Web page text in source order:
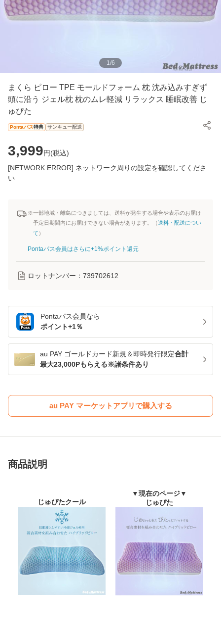
1/6
まくら ピロー TPE モールドフォーム 枕 沈み込みすぎず
頭に沿う ジェル枕 枕のムレ軽減 リラックス 睡眠改善 じ
ゅぴた
Pontaパス特典 サンキュー配送
3,999円(税込)
[NETWORK ERROR] ネットワーク周りの設定を確認してくださ
い
※一部地域・離島につきましては、送料が発生する場合や表示のお届け
予定日期間内にお届けできない場合があります。（送料・配送につい
て ）
Pontaパス会員はさらに+1%ポイント還元
ロットナンバー： 739702612
Pontaパス会員なら
ポイント+1％
au PAY ゴールドカード新規＆即時発行限定合計
最大23,000Pもらえる※諸条件あり
au PAY マーケットアプリで購入する
商品説明
じゅぴたクール
▼現在のページ▼
じゅぴた